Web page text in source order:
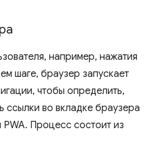
например, нажатия
шаге, браузер запускает
чтобы определить,
ссылки во вкладке браузера
Процесс состоит из